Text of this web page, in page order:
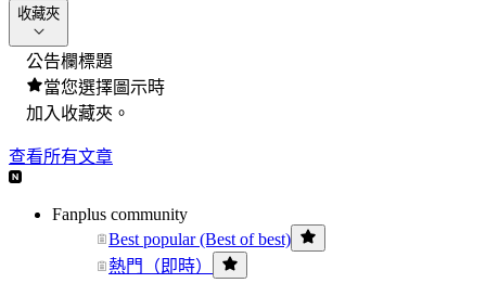
收藏夾
公告欄標題
當您選擇圖示時
加入收藏夾。
查看所有文章
Fanplus community
Best popular (Best of best)
熱門（即時）